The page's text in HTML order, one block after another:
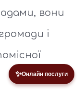
✨Онлайн послуги
вони
і